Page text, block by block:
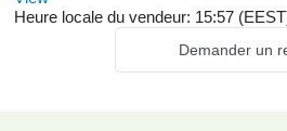
Heure locale du vendeur: 15:57
Demander un